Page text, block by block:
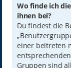
Wo finde ich
ihnen bei?
Du findest die
einer beitreten
Gruppen sind